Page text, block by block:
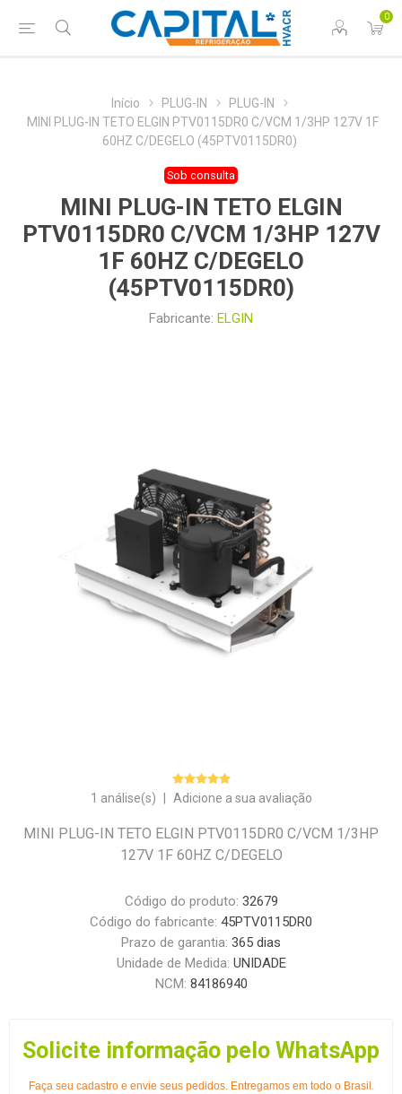
0
Início PLUG-IN
PLUG-IN
MINI PLUG-IN TETO ELGIN PTV0115DR0 C/VCM 1/3HP 127V 1F
60HZ C/DEGELO (45PTV0115DR0)
Sob consulta
MINI PLUG-IN TETO ELGIN
PTV0115DR0 C/VCM 1/3HP 127V
1F 60HZ C/DEGELO
(45PTV0115DR0)
Fabricante: ELGIN
1 análise(s) Adicione a sua avaliação
MINI PLUG-IN TETO ELGIN PTV0115DR0 C/VCM 1/3HP
127V 1F 60HZ C/DEGELO
Código do produto: 32679
Código do fabricante: 45PTV0115DR0
Prazo de garantia: 365 dias
Unidade de Medida: UNIDADE
NCM: 84186940
Solicite informação pelo WhatsApp
Faça seu cadastro e envie seus pedidos. Entregamos em todo o Brasil.